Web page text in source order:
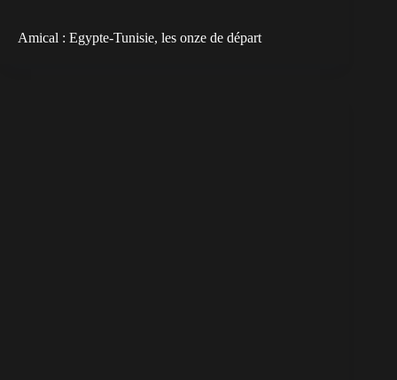
Amical : Egypte-Tunisie, les onze de départ